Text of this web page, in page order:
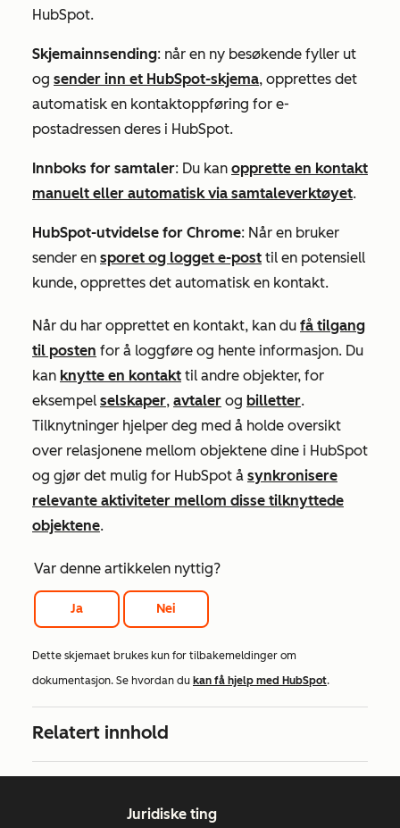
HubSpot.
Skjemainnsending: når en ny besøkende fyller ut
og sender inn et HubSpot-skjema, opprettes det
automatisk en kontaktoppføring for e-
postadressen deres i HubSpot.
Innboks for samtaler: Du kan opprette en kontakt
manuelt eller automatisk via samtaleverktøyet.
HubSpot-utvidelse for Chrome: Når en bruker
sender en sporet og logget e-post til en potensiell
kunde, opprettes det automatisk en kontakt.
Når du har opprettet en kontakt, kan du få tilgang
til posten for å loggføre og hente informasjon. Du
kan knytte en kontakt til andre objekter, for
eksempel selskaper, avtaler og billetter.
Tilknytninger hjelper deg med å holde oversikt
over relasjonene mellom objektene dine i HubSpot
og gjør det mulig for HubSpot å synkronisere
relevante aktiviteter mellom disse tilknyttede
objektene.
Var denne artikkelen nyttig?
Ja Nei
Dette skjemaet brukes kun for tilbakemeldinger om
dokumentasjon. Se hvordan du kan få hjelp med HubSpot.
Relatert innhold
Juridiske ting